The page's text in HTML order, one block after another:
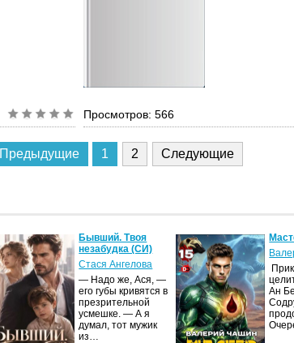
Просмотров: 566
Предыдущие 1 2 Следующие
Бывший. Твоя
незабудка (СИ)
Стася Ангелова
— Надо же, Ася, —
его губы кривятся в
презрительной
усмешке. — А я
думал, тот мужик
из…
Ан